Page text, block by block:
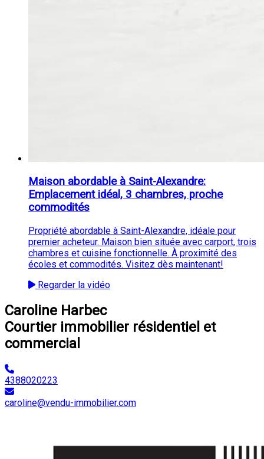
Maison abordable à Saint-Alexandre:
Emplacement idéal, 3 chambres, proche
commodités
Propriété abordable à Saint-Alexandre, idéale pour
premier acheteur. Maison bien située avec carport, trois
chambres et cuisine fonctionnelle. À proximité des
écoles et commodités. Visitez dès maintenant!
Regarder la vidéo
Caroline Harbec
Courtier immobilier résidentiel et
commercial
4388020223
caroline@vendu-immobilier.com